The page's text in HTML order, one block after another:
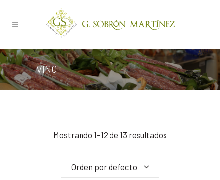
VINO
Mostrando 1–12 de 13 resultados
Orden por defecto